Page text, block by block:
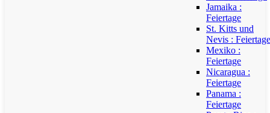
Jamaika :
Feiertage
St. Kitts und
Nevis : Feiertage
Mexiko :
Feiertage
Nicaragua :
Feiertage
Panama :
Feiertage